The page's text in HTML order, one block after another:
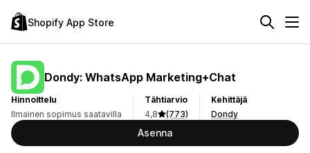
Shopify App Store
Dondy: WhatsApp Marketing+Chat
Hinnoittelu
Ilmainen sopimus saatavilla
Tähtiarvio
4,8
(773)
Kehittäjä
Dondy
Asenna